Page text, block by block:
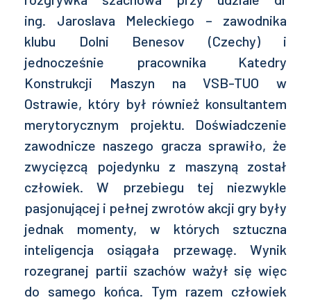
ing. Jaroslava Meleckiego – zawodnika
klubu Dolni Benesov (Czechy) i
jednocześnie pracownika Katedry
Konstrukcji Maszyn na VSB-TUO w
Ostrawie, który był również konsultantem
merytorycznym projektu. Doświadczenie
zawodnicze naszego gracza sprawiło, że
zwycięzcą pojedynku z maszyną został
człowiek. W przebiegu tej niezwykle
pasjonującej i pełnej zwrotów akcji gry były
jednak momenty, w których sztuczna
inteligencja osiągała przewagę. Wynik
rozegranej partii szachów ważył się więc
do samego końca. Tym razem człowiek